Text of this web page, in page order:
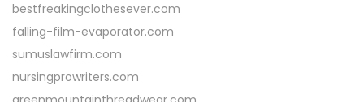
bestfreakingclothesever.com
falling-film-evaporator.com
sumuslawfirm.com
nursingprowriters.com